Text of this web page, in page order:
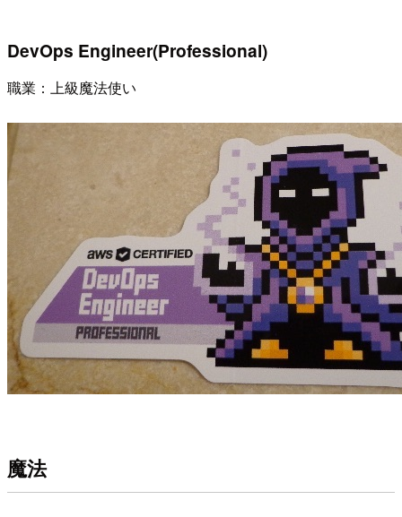
DevOps Engineer(Professional)
職業：上級魔法使い
魔法